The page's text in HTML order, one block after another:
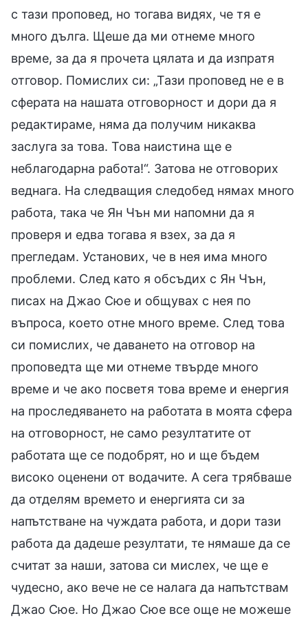
с тази проповед, но тогава видях, че тя е
много дълга. Щеше да ми отнеме много
време, за да я прочета цялата и да изпратя
отговор. Помислих си: „Тази проповед не е в
сферата на нашата отговорност и дори да я
редактираме, няма да получим никаква
заслуга за това. Това наистина ще е
неблагодарна работа!“. Затова не отговорих
веднага. На следващия следобед нямах много
работа, така че Ян Чън ми напомни да я
проверя и едва тогава я взех, за да я
прегледам. Установих, че в нея има много
проблеми. След като я обсъдих с Ян Чън,
писах на Джао Сюе и общувах с нея по
въпроса, което отне много време. След това
си помислих, че даването на отговор на
проповедта ще ми отнеме твърде много
време и че ако посветя това време и енергия
на проследяването на работата в моята сфера
на отговорност, не само резултатите от
работата ще се подобрят, но и ще бъдем
високо оценени от водачите. А сега трябваше
да отделям времето и енергията си за
напътстване на чуждата работа, и дори тази
работа да дадеше резултати, те нямаше да се
считат за наши, затова си мислех, че ще е
чудесно, ако вече не се налага да напътствам
Джао Сюе. Но Джао Сюе все още не можеше